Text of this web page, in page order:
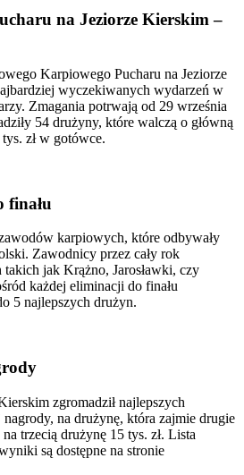
na Jeziorze Kierskim –
Karpiowego Pucharu na Jeziorze
wyczekiwanych wydarzeń w
Zmagania potrwają od 29 września
54 drużyny, które walczą o główną
zł w gotówce.
finału
karpiowych, które odbywały
Zawodnicy przez cały rok
jak Krążno, Jarosławki, czy
każdej eliminacji do finału
5 najlepszych drużyn.
zgromadził najlepszych
na drużynę, która zajmie drugie
trzecią drużynę 15 tys. zł. Lista
są dostępne na stronie